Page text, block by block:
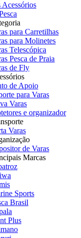
Acessórios
para Carretilhas
para Molinetes
Telescópica
Pesca de Praia
de Fly
de Apoio
para Varas
Varas
e organizador
Varas
de Varas
Marcas
Sports
Brasil
Plus